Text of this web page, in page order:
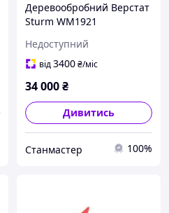
Деревообробний Верстат
Sturm WM1921
Недоступний
від3400₴/міс
34 000₴
Дивитись
Станмастер 100%